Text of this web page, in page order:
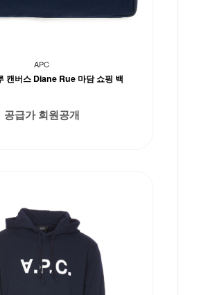
APC
캔버스 Diane Rue 마담 쇼핑 백
공급가 회원공개